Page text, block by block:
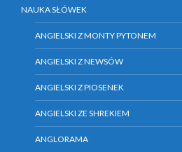
NAUKA SŁÓWEK
ANGIELSKI Z MONTY PYTONEM
ANGIELSKI Z NEWSÓW
ANGIELSKI Z PIOSENEK
ANGIELSKI ZE SHREKIEM
ANGLORAMA